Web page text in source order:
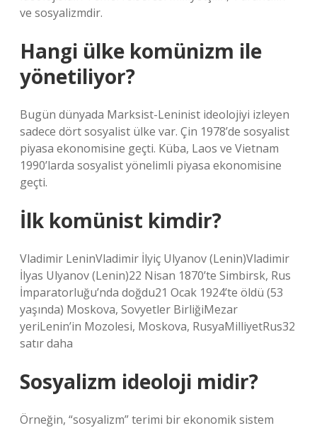
ve sosyalizmdir.
Hangi ülke komünizm ile
yönetiliyor?
Bugün dünyada Marksist-Leninist ideolojiyi izleyen
sadece dört sosyalist ülke var. Çin 1978’de sosyalist
piyasa ekonomisine geçti. Küba, Laos ve Vietnam
1990’larda sosyalist yönelimli piyasa ekonomisine
geçti.
İlk komünist kimdir?
Vladimir LeninVladimir İlyiç Ulyanov (Lenin)Vladimir
İlyas Ulyanov (Lenin)22 Nisan 1870’te Simbirsk, Rus
İmparatorluğu’nda doğdu21 Ocak 1924’te öldü (53
yaşında) Moskova, Sovyetler BirliğiMezar
yeriLenin’in Mozolesi, Moskova, RusyaMilliyetRus32
satır daha
Sosyalizm ideoloji midir?
Örneğin, “sosyalizm” terimi bir ekonomik sistem